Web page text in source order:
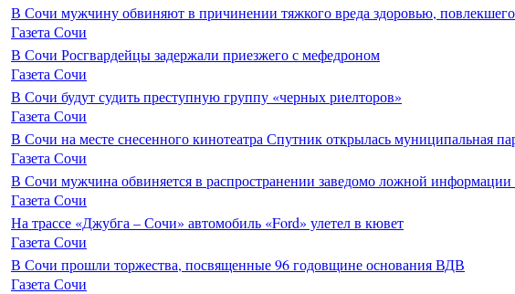
В Сочи мужчину обвиняют в причинении тяжкого вреда здоровью, повлекшего
Газета Сочи
В Сочи Росгвардейцы задержали приезжего с мефедроном
Газета Сочи
В Сочи будут судить преступную группу «черных риелторов»
Газета Сочи
В Сочи на месте снесенного кинотеатра Спутник открылась муниципальная
Газета Сочи
В Сочи мужчина обвиняется в распространении заведомо ложной
Газета Сочи
На трассе «Джубга – Сочи» автомобиль «Ford» улетел в кювет
Газета Сочи
В Сочи прошли торжества, посвященные 96 годовщине основания ВДВ
Газета Сочи